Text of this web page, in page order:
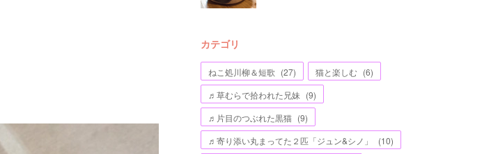
カテゴリ
ねこ処川柳＆短歌 (27) 猫と楽しむ (6)
♬草むらで拾われた兄妹 (9)
♬片目のつぶれた黒猫 (9)
♬寄り添い丸まってた２匹「ジュン&シノ」
(10)